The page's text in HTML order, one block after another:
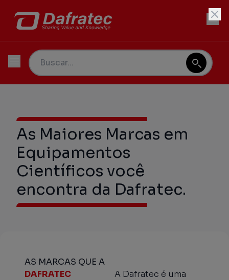
As Maiores Marcas em
Equipamentos
Científicos você
encontra da Dafratec.
AS MARCAS QUE A
DAFRATEC
A Dafratec é uma